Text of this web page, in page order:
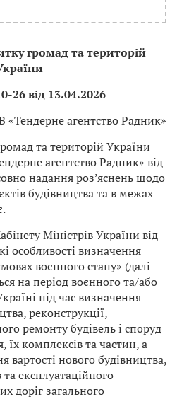
громад та територій
26 від 13.04.2026
«Тендерне агентство Радник»
та територій України
агентство Радник» від
надання роз’яснень щодо
будівництва та в межах
Міністрів України від
особливості визначення
воєнного стану» (далі –
на період воєнного та/або
під час визначення
реконструкції,
ремонту будівель і споруд
комплексів та частин, а
вартості нового будівництва,
експлуатаційного
доріг загального